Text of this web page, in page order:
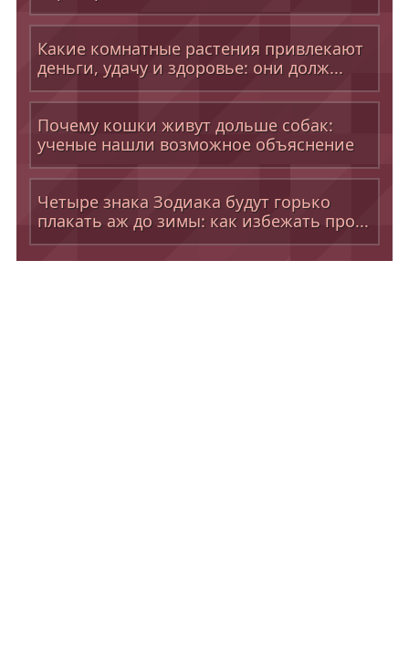
Какие комнатные растения привлекают
деньги, удачу и здоровье: они долж...
Почему кошки живут дольше собак:
ученые нашли возможное объяснение
Четыре знака Зодиака будут горько
плакать аж до зимы: как избежать про...